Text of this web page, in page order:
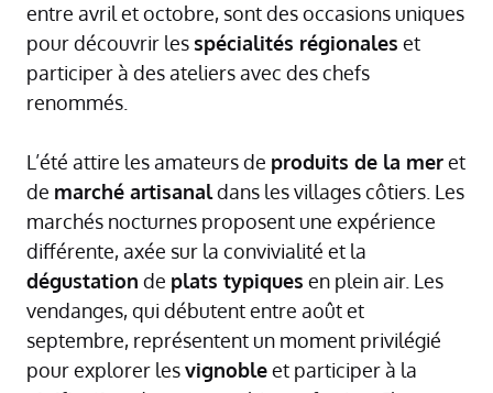
entre avril et octobre, sont des occasions uniques
pour découvrir les spécialités régionales et
participer à des ateliers avec des chefs
renommés.
L’été attire les amateurs de produits de la meret
de marché artisanaldans les villages côtiers. Les
marchés nocturnes proposent une expérience
différente, axée sur la convivialité et la
dégustation de plats typiques en plein air. Les
vendanges, qui débutent entre août et
septembre, représentent un moment privilégié
pour explorer lesvignobleet participer à la